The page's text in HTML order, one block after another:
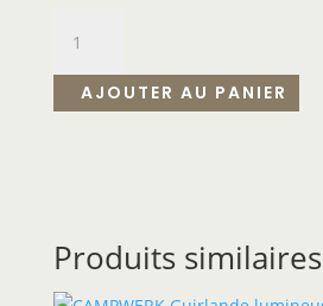
AJOUTER AU PANIER
Produits similaires